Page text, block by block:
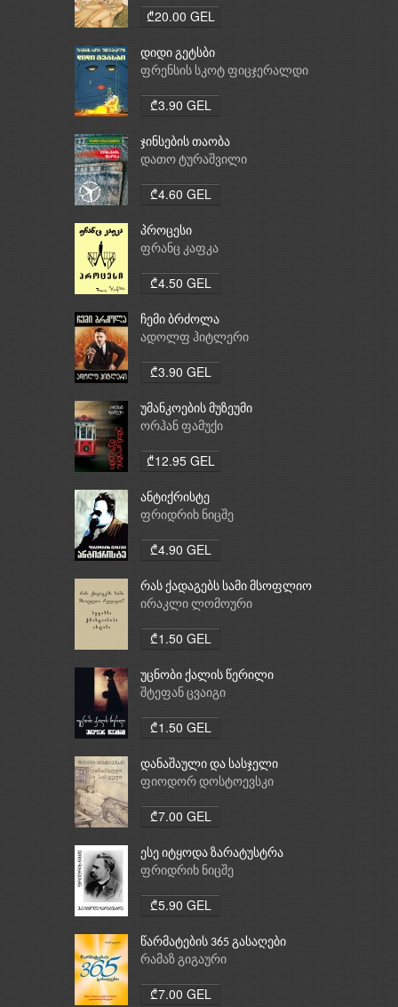
₾20.00 GEL
დიდი გეტსბი
ფრენსის სკოტ ფიცჯერალდი
₾3.90 GEL
ჯინსების თაობა
დათო ტურაშვილი
₾4.60 GEL
პროცესი
ფრანც კაფკა
₾4.50 GEL
ჩემი ბრძოლა
ადოლფ ჰიტლერი
₾3.90 GEL
უმანკოების მუზეუმი
ორჰან ფამუქი
₾12.95 GEL
ანტიქრისტე
ფრიდრიხ ნიცშე
₾4.90 GEL
რას ქადაგებს სამი მსოფლიო
რელიგია: ბუდიზმი,
ირაკლი ლომოური
₾1.50 GEL
უცნობი ქალის წერილი
შტეფან ცვაიგი
₾1.50 GEL
დანაშაული და სასჯელი
ფიოდორ დოსტოევსკი
₾7.00 GEL
ესე იტყოდა ზარატუსტრა
ფრიდრიხ ნიცშე
₾5.90 GEL
წარმატების 365 გასაღები
რამაზ გიგაური
₾7.00 GEL